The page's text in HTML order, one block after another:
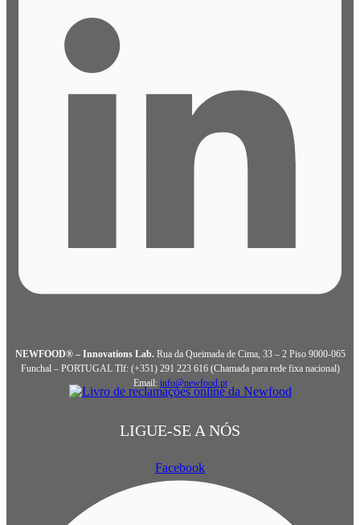
NEWFOOD® – Innovations Lab.Rua da Queimada de Cima, 33 – 2 Piso 9000-065
Funchal – PORTUGAL Tlf: (+351) 291 223 616 (Chamada para rede fixa nacional)
Email: info@newfood.pt
LIGUE-SE A NÓS
Facebook